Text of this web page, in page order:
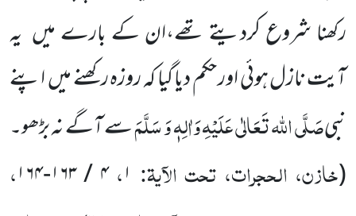
رکھنا شروع کردیتے تھے،ان کے بارے میں یہ
آیت نازل ہوئی اور حکم دیا گیا کہ روزہ رکھنے میں اپنے
نبیصَلَّی اللہ تَعَالٰی عَلَیْہِ وَاٰلِہٖ وَ سَلَّمَسے آگے نہ بڑھو۔
(خازن، الحجرات، تحت الآیۃ: ۱،۴ / ۱۶۳-۱۶۴
،